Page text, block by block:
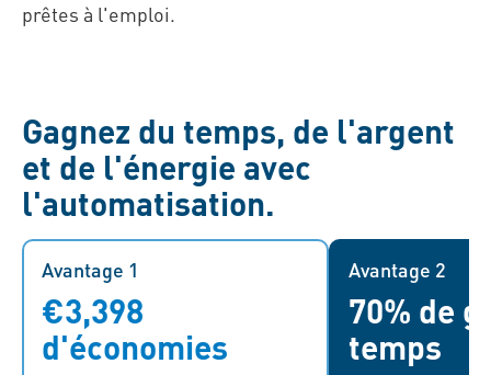
prêtes à l'emploi.
Gagnez du temps, de l'argent
et de l'énergie avec
l'automatisation.
Avantage 1
€3,398
d'économies
Basé sur les coûts horaires
moyens de la main-d'œuvre dans
la zone euro
Avantage 2
70% de
temps
Le temps
5,66 à 1,68